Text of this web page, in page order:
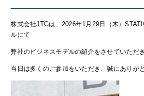
株式会社JTGは、2026年1月29日（木）
ルにて
弊社のビジネスモデルの紹介をさせていただ
当日は多くのご参加をいただき、誠にありが